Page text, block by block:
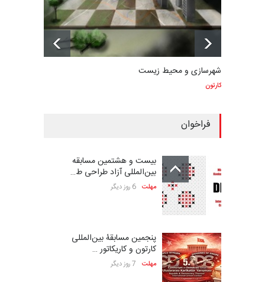
شهرسازی و محیط زیست
کارتون
فراخوان
بیست و هشتمین مسابقه
بین‌المللی آزاد طراحی ط…
مهلت 6 روز دیگر
پنجمین مسابقۀ بین‌المللی
کارتون و کاریکاتور …
مهلت 7 روز دیگر